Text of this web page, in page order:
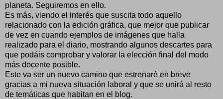
planeta. Seguiremos en ello.
Es más, viendo el interés que suscita todo aquello
relacionado con la edición gráfica, que mejor que publicar
de vez en cuando ejemplos de imágenes que halla
realizado para el diario, mostrando algunos descartes para
que podáis comprobar y valorar la elección final del modo
más docente posible.
Este va ser un nuevo camino que estrenaré en breve
gracias a mi nueva situación laboral y que se unirá al resto
de temáticas que habitan en el blog.